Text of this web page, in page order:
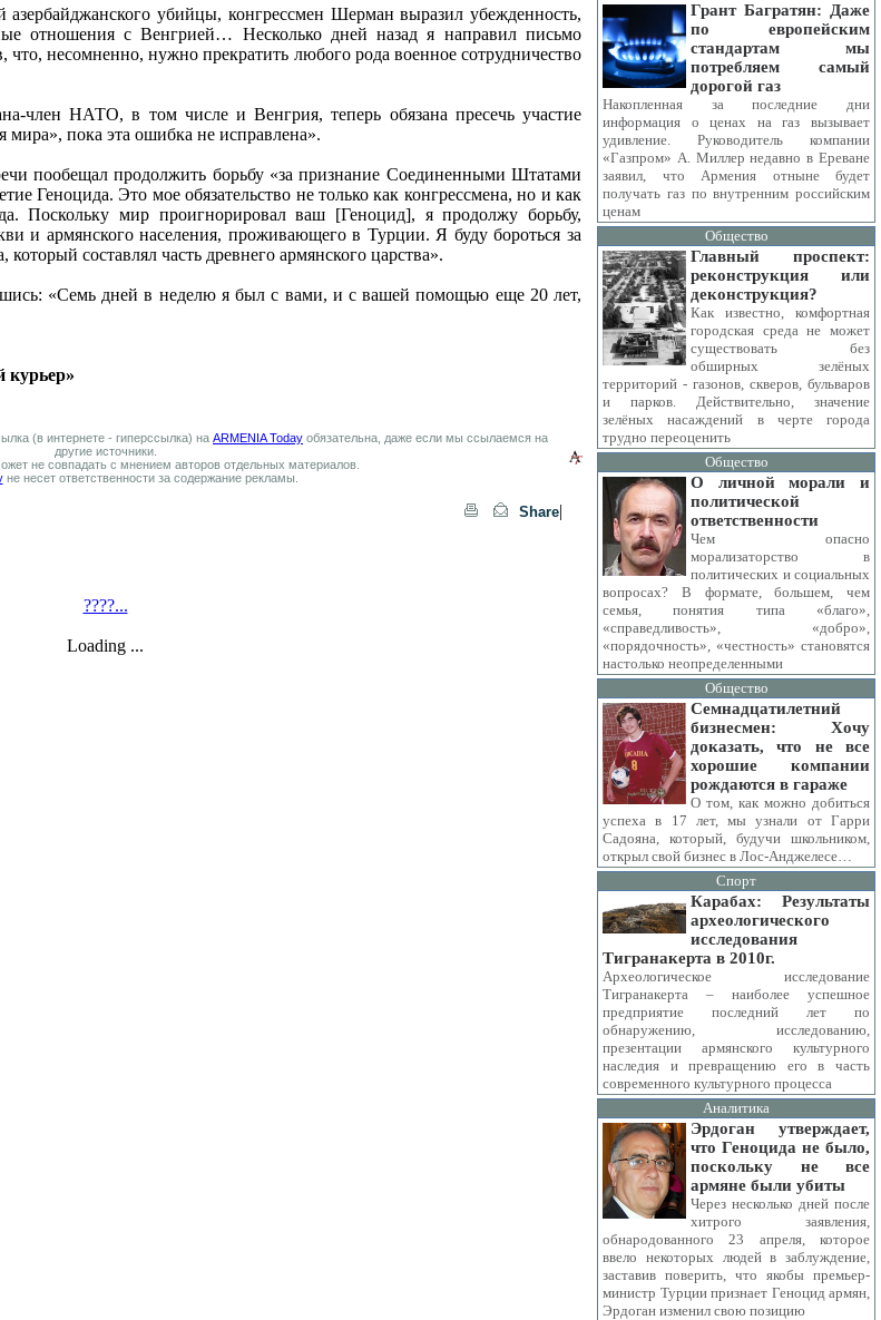
убийцы, конгрессмен Шерман выразил убежденность,
отношения с Венгрией… Несколько дней назад я направил письмо
несомненно, нужно прекратить любого рода военное сотрудничество
член НАТО, в том числе и Венгрия, теперь обязана пресечь участие
пока эта ошибка не исправлена».
пообещал продолжить борьбу «за признание Соединенными Штатами
Геноцида. Это мое обязательство не только как конгрессмена, но и как
Поскольку мир проигнорировал ваш [Геноцид], я продолжу борьбу,
и армянского населения, проживающего в Турции. Я буду бороться за
составлял часть древнего армянского царства».
«Семь дней в неделю я был с вами, и с вашей помощью еще 20 лет,
курьер»
(в интернете - гиперссылка) на ARMENIA Today обязательна, даже если мы ссылаемся на
другие источники.
не совпадать с мнением авторов отдельных материалов.
не несет ответственности за содержание рекламы.
Share|
????...
Loading ...
Грант Багратян: Даже
по европейским
стандартам мы
потребляем самый
дорогой газ
Накопленная за последние дни
информация о ценах на газ вызывает
удивление. Руководитель компании
«Газпром» А. Миллер недавно в Ереване
заявил, что Армения отныне будет
получать газ по внутренним российским
ценам
Общество
Главный проспект:
реконструкция или
деконструкция?
Как известно, комфортная
городская среда не может
существовать без
обширных зелёных
территорий - газонов, скверов, бульваров
и парков. Действительно, значение
зелёных насаждений в черте города
трудно переоценить
Общество
О личной морали и
политической
ответственности
Чем опасно
морализаторство в
политических и социальных
вопросах? В формате, большем, чем
семья, понятия типа «благо»,
«справедливость», «добро»,
«порядочность», «честность» становятся
настолько неопределенными
Общество
Семнадцатилетний
бизнесмен: Хочу
доказать, что не все
хорошие компании
рождаются в гараже
О том, как можно добиться
успеха в 17 лет, мы узнали от Гарри
Садояна, который, будучи школьником,
открыл свой бизнес в Лос-Анджелесе…
Спорт
Карабах: Результаты
археологического
исследования
Тигранакерта в 2010г.
Археологическое исследование
Тигранакерта – наиболее успешное
предприятие последний лет по
обнаружению, исследованию,
презентации армянского культурного
наследия и превращению его в часть
современного культурного процесса
Аналитика
Эрдоган утверждает,
что Геноцида не было,
поскольку не все
армяне были убиты
Через несколько дней после
хитрого заявления,
обнародованного 23 апреля, которое
ввело некоторых людей в заблуждение,
заставив поверить, что якобы премьер-
министр Турции признает Геноцид армян,
Эрдоган изменил свою позицию